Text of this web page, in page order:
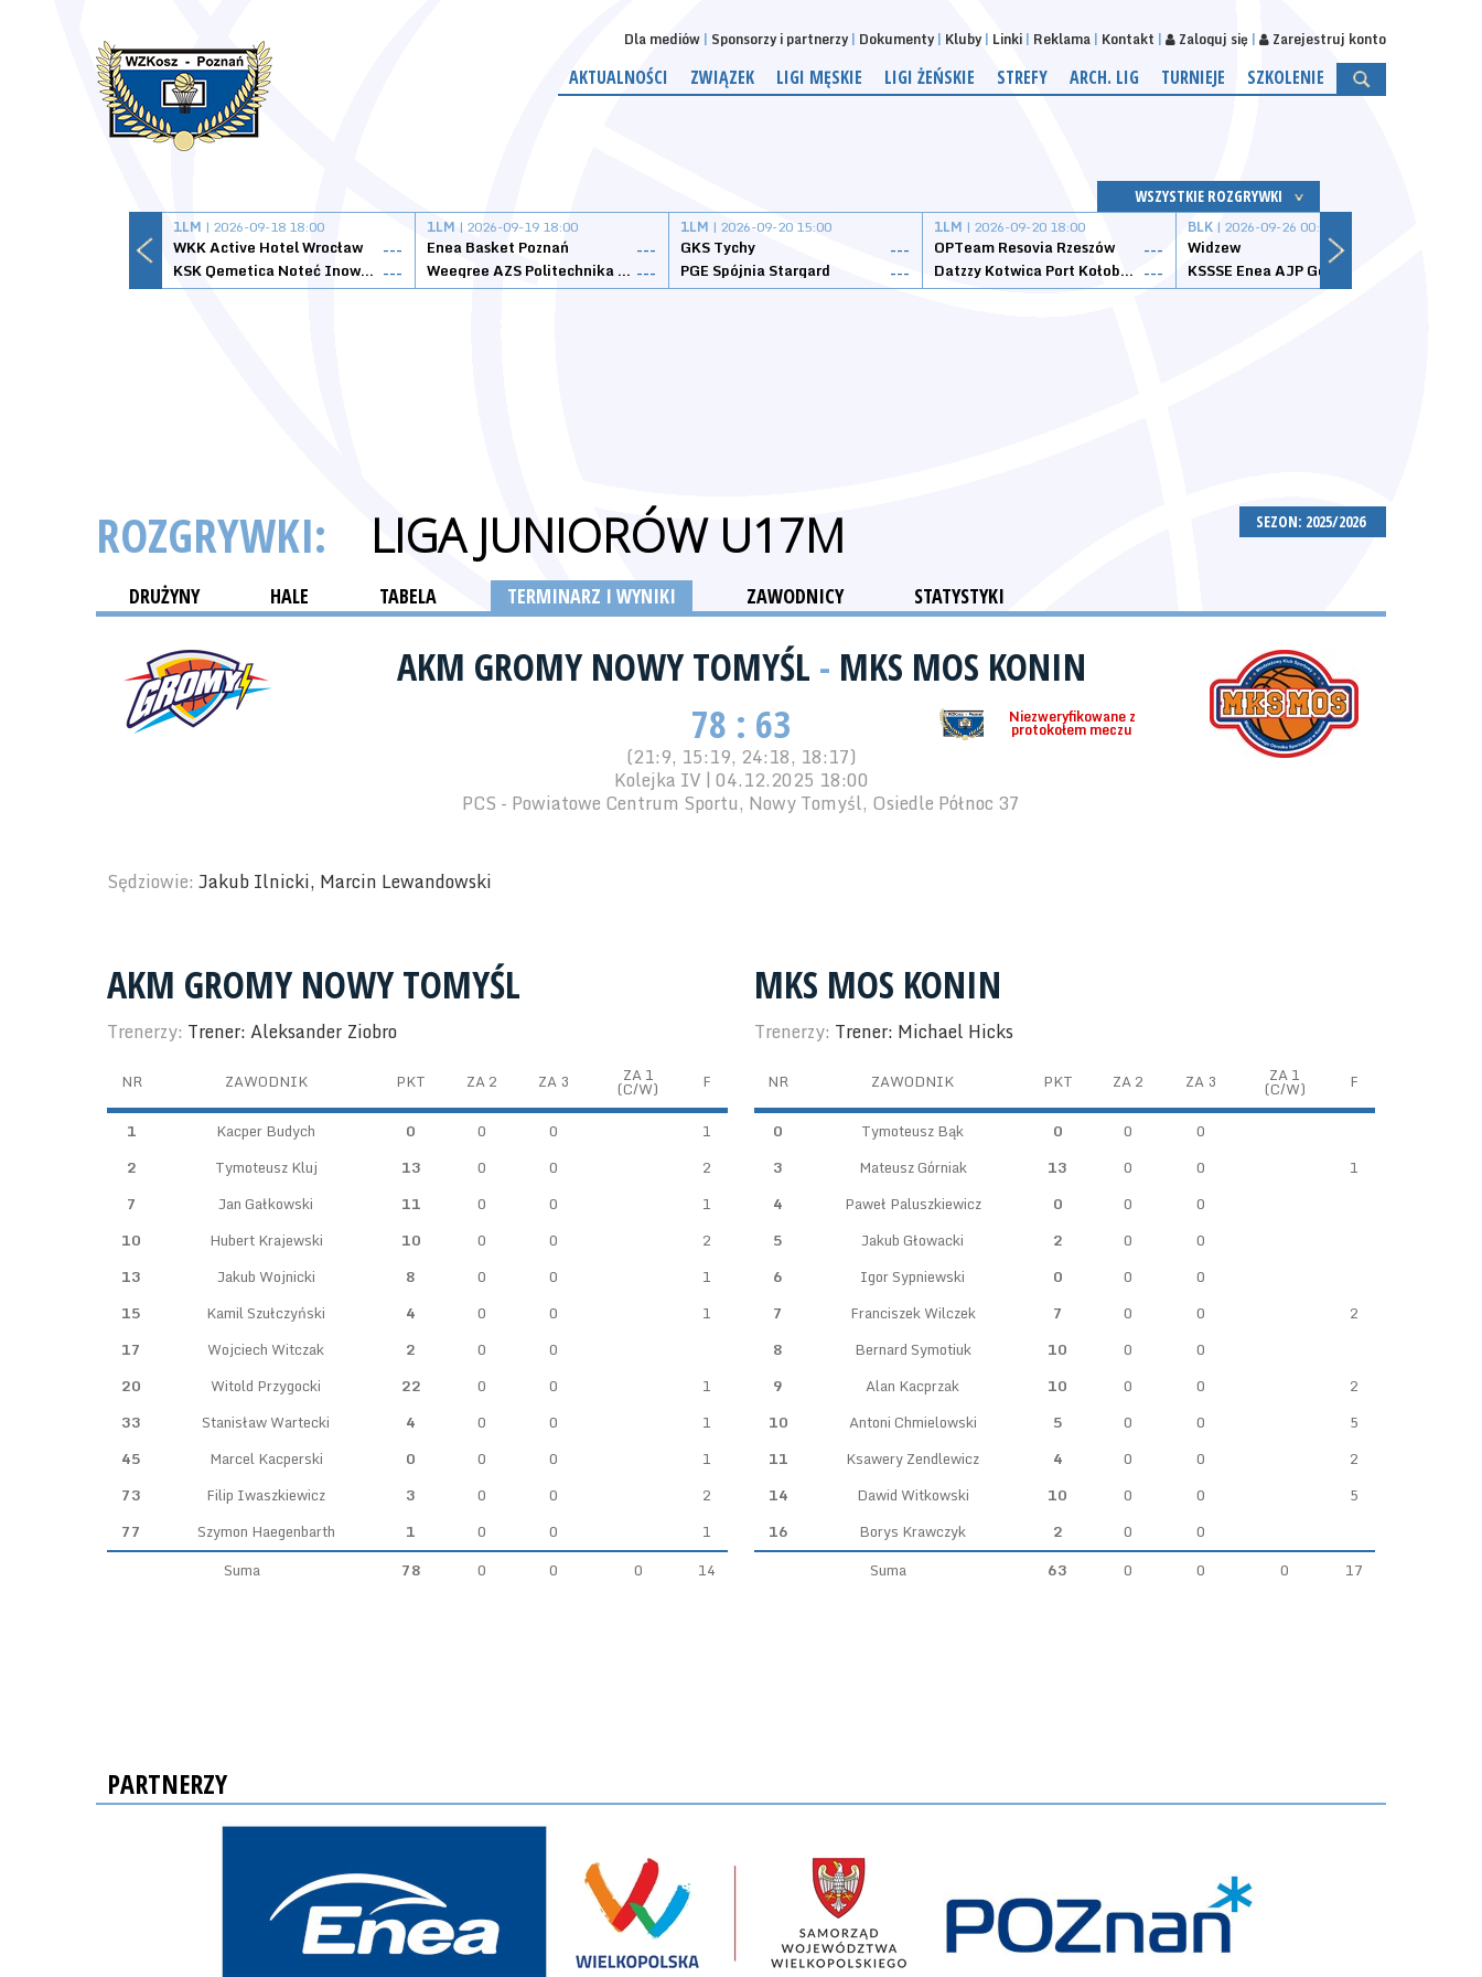
Dla mediów Sponsorzy i partnerzy Dokumenty Kluby Linki Reklama Kontakt Zaloguj się Zarejestruj konto
AKTUALNOŚCI ZWIĄZEK LIGI MĘSKIE LIGI ŻEŃSKIE STREFY ARCH. LIG TURNIEJE SZKOLENIE
WSZYSTKIE ROZGRYWKI
1LM | 2026-09-18 18:00
WKK Active Hotel Wrocław
---
KSK Qemetica Noteć Inowrocław ---
1LM | 2026-09-19 18:00
Enea Basket Poznań
---
Weegree AZS Politechnika Opolska ---
1LM | 2026-09-20 15:00
GKS Tychy
---
PGE Spójnia Stargard
---
1LM | 2026-09-20 18:00
OPTeam Resovia Rzeszów
---
Datzzy Kotwica Port Kołobrzeg ---
BLK | 2026-09-26 00:00
Widzew
SEZON: 2025/2026
ROZGRYWKI: LIGA JUNIORÓW U17M
DRUŻYNY HALE TABELA TERMINARZ I WYNIKI ZAWODNICY STATYSTYKI
AKM GROMY NOWY TOMYŚL - MKS MOS KONIN
Niezweryfikowane z
protokołem meczu
78 : 63
(21:9, 15:19, 24:18, 18:17)
Kolejka IV | 04.12.2025 18:00
PCS - Powiatowe Centrum Sportu, Nowy Tomyśl, Osiedle Północ 37
Sędziowie: Jakub Ilnicki, Marcin Lewandowski
AKM GROMY NOWY TOMYŚL
Trenerzy: Trener: Aleksander Ziobro
NR ZAWODNIK PKT ZA 2 ZA 3 ZA 1
(C/W) F
1 Kacper Budych 0 0 0
1
2
Tymoteusz Kluj 13 0 0
2
7
Jan Gałkowski 11 0 0
1
10
Hubert Krajewski 10 0 0
2
13
Jakub Wojnicki 8 0 0
1
15
Kamil Szułczyński 4 0 0
1
17
Wojciech Witczak 2 0
0
20
Witold Przygocki 22 0 0
1
33
Stanisław Wartecki 4 0 0
1
45
Marcel Kacperski 0 0 0
1
73
Filip Iwaszkiewicz 3 0 0
2
77
Szymon Haegenbarth 1 0 0
1
Suma
78 0 0 0 14
MKS MOS KONIN
Trenerzy: Trener: Michael Hicks
NR ZAWODNIK PKT ZA 2 ZA 3 ZA 1
(C/W) F
0 Tymoteusz Bąk 0 0
0
3
Mateusz Górniak 13 0 0
1
4
Paweł Paluszkiewicz 0 0
0
5
Jakub Głowacki 2 0
0
6
Igor Sypniewski 0 0
0
7
Franciszek Wilczek 7 0 0
2
8
Bernard Symotiuk 10 0
0
9
Alan Kacprzak 10 0 0
2
10
Antoni Chmielowski 5 0 0
5
11
Ksawery Zendlewicz 4 0 0
2
14
Dawid Witkowski 10 0 0
5
16
Borys Krawczyk 2 0
0
Suma
63 0 0 0 17
PARTNERZY